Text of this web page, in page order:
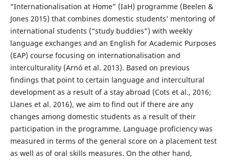
“Internationalisation at Home” (IaH) programme (Beelen &
Jones 2015) that combines domestic students’ mentoring of
international students (“study buddies”) with weekly
language exchanges and an English for Academic Purposes
(EAP) course focusing on internationalisation and
interculturality (Arnó et al. 2013). Based on previous
findings that point to certain language and intercultural
development as a result of a stay abroad (Cots et al., 2016;
Llanes et al. 2016), we aim to find out if there are any
changes among domestic students as a result of their
participation in the programme. Language proficiency was
measured in terms of the general score on a placement test
as well as of oral skills measures. On the other hand,